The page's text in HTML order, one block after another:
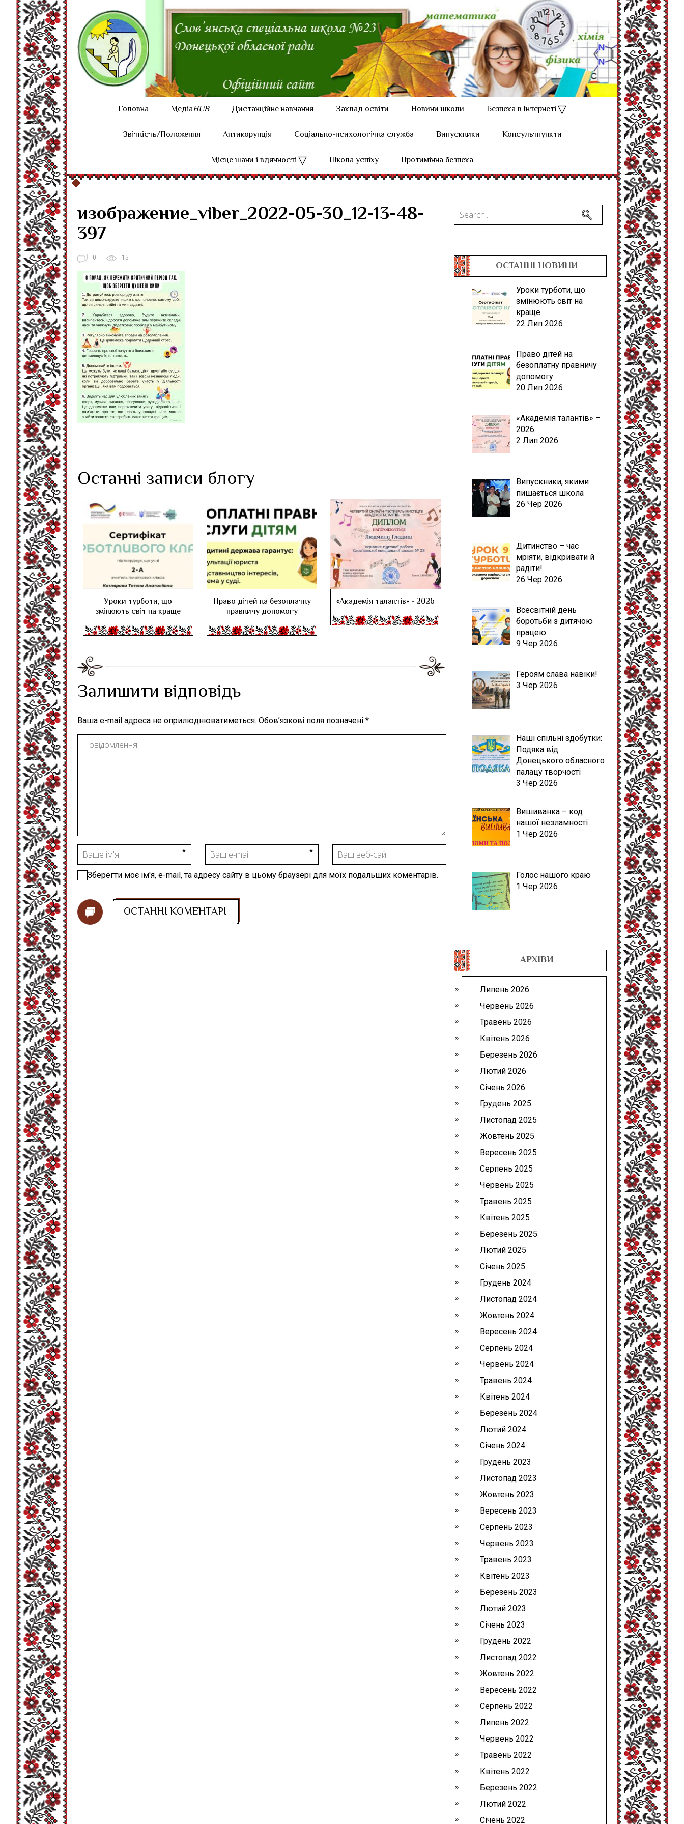
Головна МедіаHUB Дистанційне навчання Заклад освіти Новини школи
Безпека в Інтернеті
Звітність/Положення
Антикорупція Соціально-психологічна служба Випускники
Консультпункти
Місце шани і вдячності
Школа успіху Протимінна безпека
изображение_viber_2022-05-30_12-13-48-
397
0 15
Останні записи блогу
Уроки турботи, що
змінюють світ на краще
Право дітей на безоплатну
правничу допомогу
«Академія талантів» - 2026
Залишити відповідь
Ваша e-mail адреса не оприлюднюватиметься. Обов’язкові поля позначені *
Зберегти моє ім'я, e-mail, та адресу сайту в цьому браузері для моїх подальших коментарів.
ОСТАННІ НОВИНИ
Уроки турботи, що
змінюють світ на
краще
22 Лип 2026
Право дітей на
безоплатну правничу
допомогу
20 Лип 2026
«Академія талантів» –
2026
2 Лип 2026
Випускники, якими
пишається школа
26 Чер 2026
Дитинство – час
мріяти, відкривати й
радіти!
26 Чер 2026
Всесвітній день
боротьби з дитячою
працею
9 Чер 2026
Героям слава навіки!
3 Чер 2026
Наші спільні здобутки:
Подяка від
Донецького обласного
палацу творчості
3 Чер 2026
Вишиванка – код
нашої незламності
1 Чер 2026
Голос нашого краю
1 Чер 2026
АРХІВИ
Липень 2026
Червень 2026
Травень 2026
Квітень 2026
Березень 2026
Лютий 2026
Січень 2026
Грудень 2025
Листопад 2025
Жовтень 2025
Вересень 2025
Серпень 2025
Червень 2025
Травень 2025
Квітень 2025
Березень 2025
Лютий 2025
Січень 2025
Грудень 2024
Листопад 2024
Жовтень 2024
Вересень 2024
Серпень 2024
Червень 2024
Травень 2024
Квітень 2024
Березень 2024
Лютий 2024
Січень 2024
Грудень 2023
Листопад 2023
Жовтень 2023
Вересень 2023
Серпень 2023
Червень 2023
Травень 2023
Квітень 2023
Березень 2023
Лютий 2023
Січень 2023
Грудень 2022
Листопад 2022
Жовтень 2022
Вересень 2022
Серпень 2022
Липень 2022
Червень 2022
Травень 2022
Квітень 2022
Березень 2022
Лютий 2022
Січень 2022